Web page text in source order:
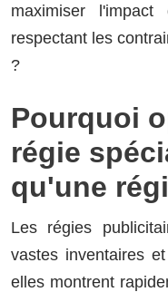
maximiser
respectant les
?
Pourquoi
régie
qu'une
Les régies
vastes inventaires
elles montrent